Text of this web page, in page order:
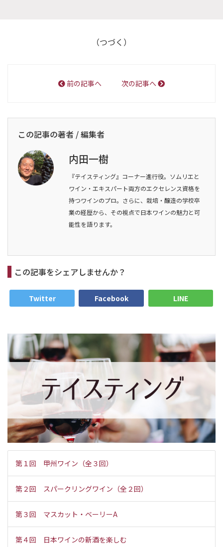
（つづく）
前の記事へ 次の記事へ
この記事の著者 / 編集者
内田一樹
『テイスティング』コーナー進行役。ソムリエと
ワイン・エキスパート両方のエクセレンス資格を
持つワインのプロ。さらに、栽培・醸造の学校卒
業の経歴から、その視点で日本ワインの魅力と可
能性を語ります。
この記事をシェアしませんか？
Twitter Facebook LINE
第１回 甲州ワイン（全３回）
第２回 スパークリングワイン（全２回）
第３回 マスカット・ベーリーA
第４回 日本ワインの新酒を楽しむ